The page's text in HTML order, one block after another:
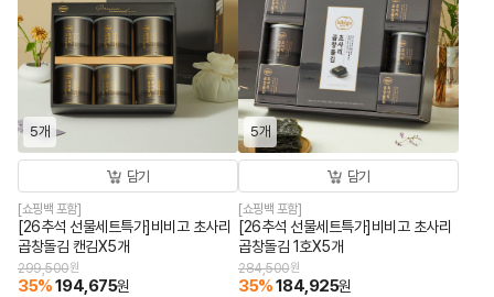
5개
담기
[쇼핑백 포함]
[26추석 선물세트특가]비비고 초사리
곱창돌김 캔김X5개
299,500원
35%194,675원
5개
담기
[쇼핑백 포함]
[26추석 선물세트특가]비비고 초사리
곱창돌김 1호X5개
284,500원
35%184,925원